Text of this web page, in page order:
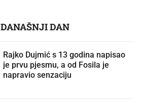
DAN
Rajko Dujmić s 13 godina napisao
je prvu pjesmu, a od Fosila je
napravio senzaciju